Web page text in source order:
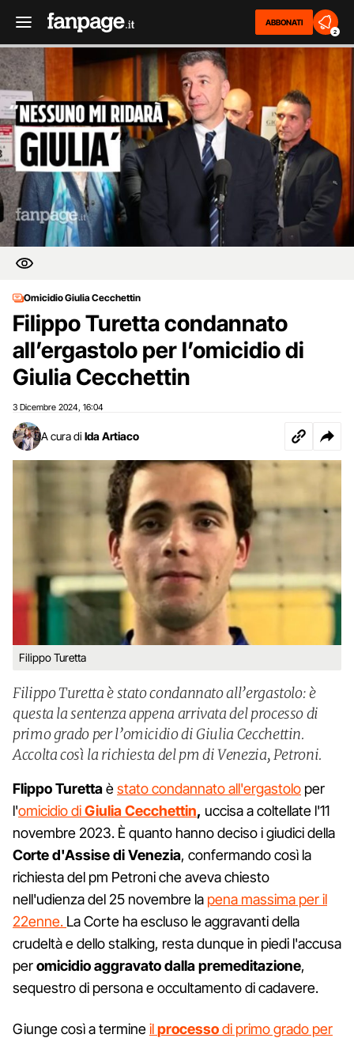
ABBONATI
2
Omicidio Giulia Cecchettin
Filippo Turetta condannato
all’ergastolo per l’omicidio di
Giulia Cecchettin
3 Dicembre 2024 16:04
A cura di Ida Artiaco
Filippo Turetta
Filippo Turetta è stato condannato all’ergastolo: è
questa la sentenza appena arrivata del processo di
primo grado per l’omicidio di Giulia Cecchettin.
Accolta così la richiesta del pm di Venezia, Petroni.
FlippoTurettaèstato condannato all'ergastolo per
l'omicidio diGiulia Cecchettin, uccisa a coltellate l'11
novembre 2023. È quanto hanno deciso i giudici della
Corte d'Assise di Venezia, confermando così la
richiesta del pm Petroni che aveva chiesto
nell'udienza del 25 novembre la pena massima per il
22enne. La Corte ha escluso le aggravanti della
crudeltà e dello stalking, resta dunque in piedi l'accusa
peromicidio aggravato dallapremeditazione,
sequestro di persona e occultamento di cadavere.
Giunge così a termineilprocessodi primo grado per